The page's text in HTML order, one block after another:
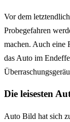
Vor dem
Probegefahren
machen. Auch eine
das Auto im
Die leisesten
Auto Bild hat sich